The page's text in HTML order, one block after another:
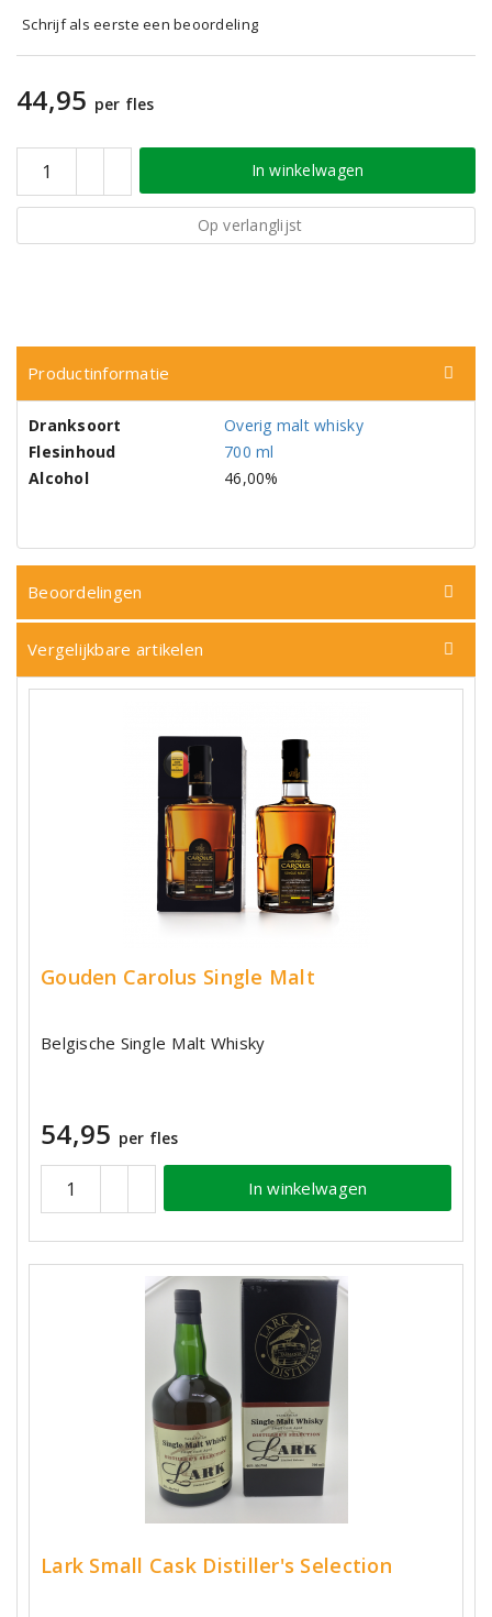
Schrijf als eerste een beoordeling
44,95 per fles
In winkelwagen
Op verlanglijst
Productinformatie
Dranksoort
Overig malt whisky
Flesinhoud
700 ml
Alcohol
46,00%
Beoordelingen
Vergelijkbare artikelen
Gouden Carolus Single Malt
Belgische Single Malt Whisky
54,95 per fles
In winkelwagen
Lark Small Cask Distiller's Selection